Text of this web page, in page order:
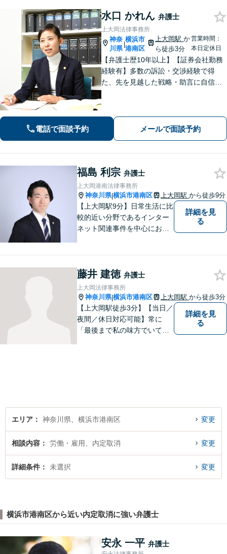
水口 かれん 弁護士
上大岡法律事務所
神奈
川県
|
横浜市
港南区
上大岡駅か
ら徒歩3分
営業時間：
本日定休日
【弁護士歴10年以上】【証券会社勤務
経験有】多数の訴訟・交渉経験で得
た、先を見越した戦略・助言に自信が
間・土日祝相談可】【上大岡駅直結】
電話で面談予約 メールで面談予約
福島 利宗 弁護士
上大岡港南法律事務所
神奈川県|横浜市港南区 上大岡駅 から徒歩9分
【上大岡駅9分】日常生活に比
較的近い分野であるインター
ネット関連事件を中心にお取
ルにて掲載情報のURL等をお
送りください。見込み、費用
等をご案内させていただきま
す。
詳細を見
る
藤井 建徳 弁護士
上大岡法律事務所
神奈川県|横浜市港南区 上大岡駅 から徒歩3分
【上大岡駅徒歩3分】【当日／
夜間／休日対応可能】常に
「最後まで私の味方でいてく
詳細を見
る
エリア 神奈川県、横浜市港南区 変更
相談内容 労働・雇用、内定取消 変更
詳細条件 未選択 変更
横浜市港南区から近い内定取消に強い弁護士
安永 一平 弁護士